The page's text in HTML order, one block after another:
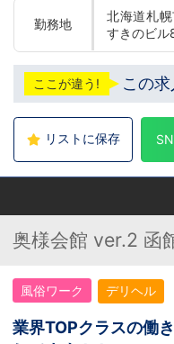
勤務地
北海道札
すきのビル8F 面接時にご希望の勤務
いし、配
転勤につい
浦エリア
駅 ■横浜エリア：神奈川県横浜市中区 ・京急
線黄金町
駅、伊勢佐
ここが違う! この
リストに保存
奥様会館 ver.2 函
風俗ワーク デリヘル
業界TOPクラスの働